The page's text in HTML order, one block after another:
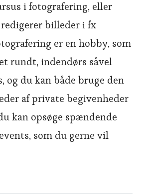
i fotografering, eller
billeder i fx
er en hobby, som
rundt, indendørs såvel
og du kan både bruge den
af private begivenheder
kan opsøge spændende
som du gerne vil